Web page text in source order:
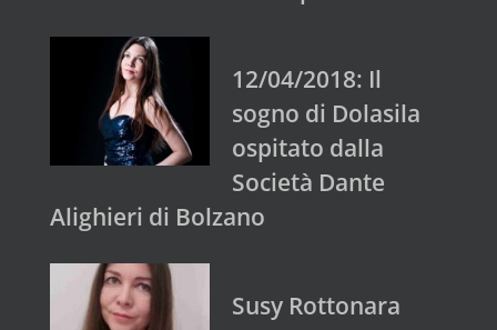
12/04/2018: Il
sogno di Dolasila
ospitato dalla
Società Dante
Alighieri di Bolzano
Susy Rottonara